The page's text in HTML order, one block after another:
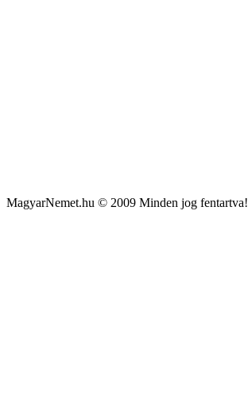
MagyarNemet.hu © 2009 Minden jog fentartva!